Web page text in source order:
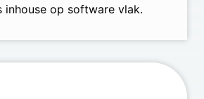
inhouse op software vlak.